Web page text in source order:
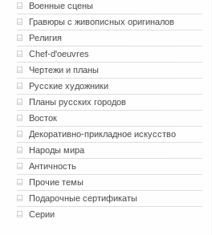
Военные сцены
Гравюры с живописных оригиналов
Религия
Chef-d'oeuvres
Чертежи и планы
Русские художники
Планы русских городов
Восток
Декоративно-прикладное искусство
Народы мира
Античность
Прочие темы
Подарочные сертификаты
Серии